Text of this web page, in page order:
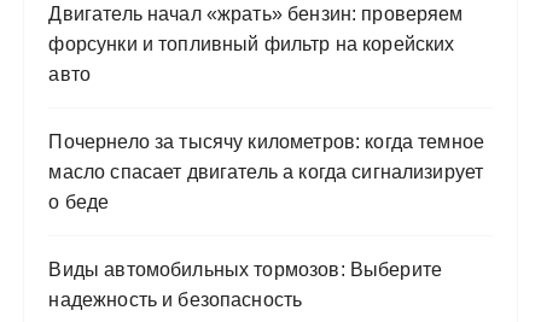
Двигатель начал «жрать» бензин: проверяем
форсунки и топливный фильтр на корейских
авто
Почернело за тысячу километров: когда темное
масло спасает двигатель а когда сигнализирует
о беде
Виды автомобильных тормозов: Выберите
надежность и безопасность